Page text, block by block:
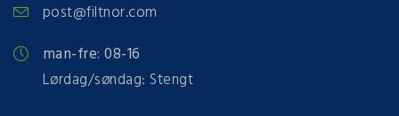
post@filtnor.com
man-fre: 08-16
Lørdag/søndag: Stengt